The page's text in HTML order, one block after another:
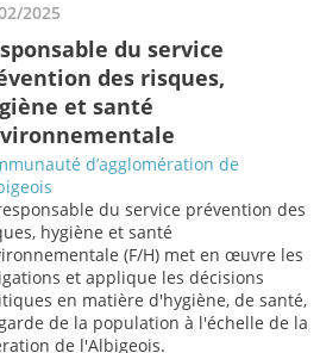
2025
du service
des risques,
et santé
d’agglomération de
du service prévention des
hygiène et santé
(F/H) met en œuvre les
et applique les décisions
en matière d'hygiène, de santé,
de la population à l'échelle de la
de l'Albigeois.